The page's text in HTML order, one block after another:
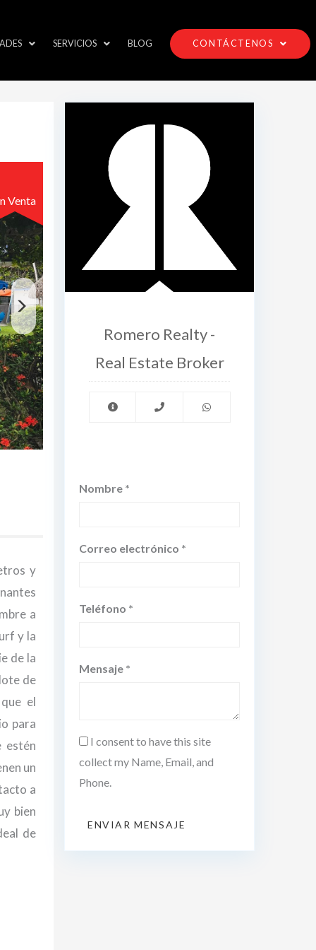
SERVICIOS BLOG CONTÁCTENOS
Venta
y
a
y la
de la
de
el
para
estén
un
a
bien
de
Romero Realty -
Real Estate Broker
Nombre *
Correo electrónico *
Teléfono *
Mensaje *
I consent to have this site
collect my Name, Email, and
Phone.
ENVIAR MENSAJE